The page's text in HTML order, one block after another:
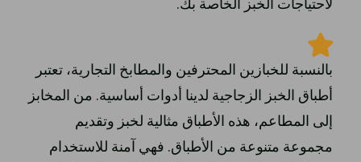
لاحتياجات الخبز الخاصة بك.
بالنسبة للخبازين المحترفين والمطابخ التجارية، تعتبر
أطباق الخبز الزجاجية لدينا أدوات أساسية. من المخابز
إلى المطاعم، هذه الأطباق مثالية لخبز وتقديم
مجموعة متنوعة من الأطباق. فهي آمنة للاستخدام